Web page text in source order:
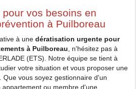
vos besoins en
à Puilboreau
à une dératisation urgente pour
à Puilboreau , n'hésitez pas à
(ETS). Notre équipe se tient à
votre situation et vous proposer une
Que vous soyez gestionnaire d'un
ou membre d'une